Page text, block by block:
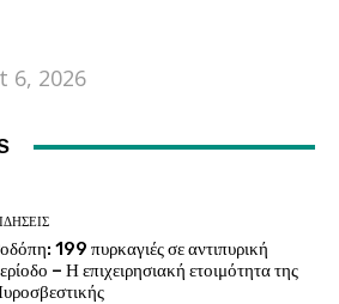
6, 2026
199 πυρκαγιές σε αντιπυρική
– Η επιχειρησιακή ετοιμότητα της